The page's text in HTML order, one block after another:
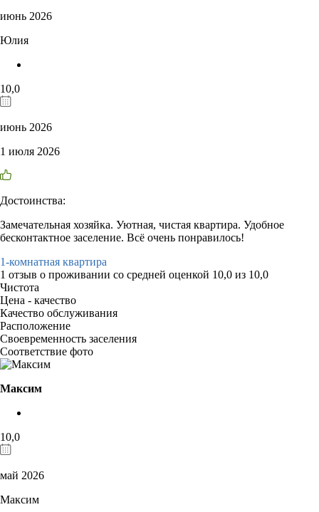
июнь 2026
Юлия
10,0
июнь 2026
1 июля 2026
Достоинства:
Замечательная хозяйка. Уютная, чистая квартира. Удобное
бесконтактное заселение. Всё очень понравилось!
1-комнатная квартира
1 отзыв о проживании со средней оценкой 10,0 из 10,0
Чистота
Цена - качество
Качество обслуживания
Расположение
Своевременность заселения
Соответствие фото
Максим
10,0
май 2026
Максим